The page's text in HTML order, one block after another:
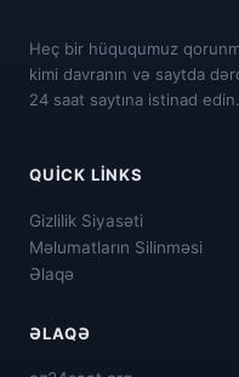
Heç bir hüququmuz
kimi davranın və saytda
24 saat saytına istinad edin.
QUICK LINKS
Gizlilik Siyasəti
Məlumatların Silinməsi
Əlaqə
ƏLAQƏ